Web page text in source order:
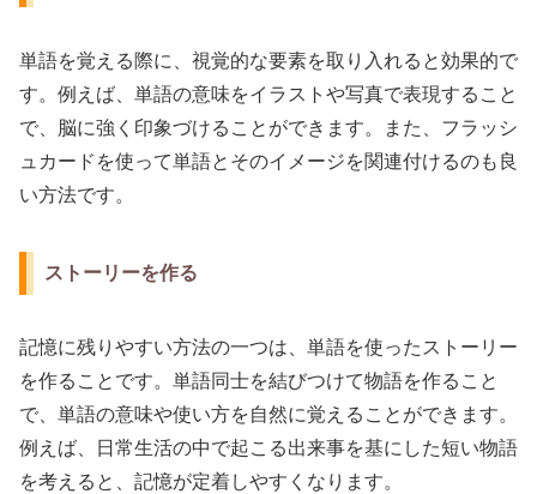
単語を覚える際に、視覚的な要素を取り入れると効果的で
す。例えば、単語の意味をイラストや写真で表現すること
で、脳に強く印象づけることができます。また、フラッシ
ュカードを使って単語とそのイメージを関連付けるのも良
い方法です。
ストーリーを作る
記憶に残りやすい方法の一つは、単語を使ったストーリー
を作ることです。単語同士を結びつけて物語を作ること
で、単語の意味や使い方を自然に覚えることができます。
例えば、日常生活の中で起こる出来事を基にした短い物語
を考えると、記憶が定着しやすくなります。